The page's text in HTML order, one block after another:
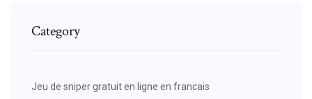
Category
Jeu de sniper gratuit en ligne en francais